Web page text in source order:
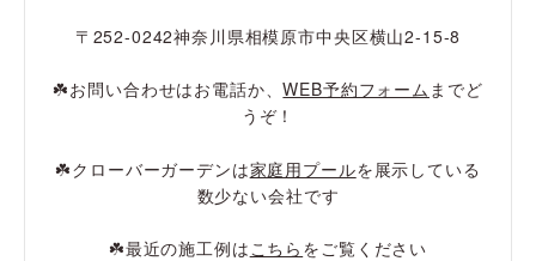
〒252-0242神奈川県相模原市中央区横山2-15-8
☘️お問い合わせはお電話か、WEB予約フォーム までど
うぞ！
☘️クローバーガーデンは家庭用プールを展示している
数少ない会社です
☘️最近の施工例は こちら をご覧ください